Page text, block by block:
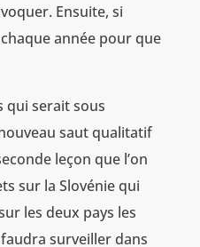
Ensuite, si
année pour que
qui serait sous
saut qualitatif
leçon que l’on
sur la Slovénie qui
les deux pays les
surveiller dans